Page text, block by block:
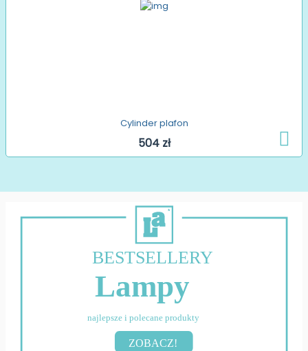
Cylinder plafon
504 zł
BESTSELLERY
Lampy
najlepsze i polecane produkty
ZOBACZ!